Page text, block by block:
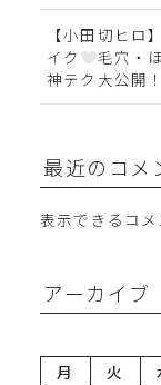
【小田切ヒロ
イク
毛穴・
神テク大公開！
最近のコメ
表示できるコメ
アーカイブ
月
火